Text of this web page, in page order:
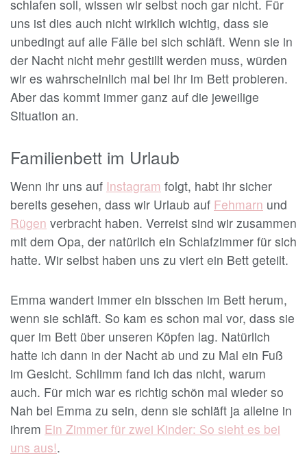
schlafen soll, wissen wir selbst noch gar nicht. Für
uns ist dies auch nicht wirklich wichtig, dass sie
unbedingt auf alle Fälle bei sich schläft. Wenn sie in
der Nacht nicht mehr gestillt werden muss, würden
wir es wahrscheinlich mal bei ihr im Bett probieren.
Aber das kommt immer ganz auf die jeweilige
Situation an.
Familienbett im Urlaub
Wenn ihr uns auf Instagram folgt, habt ihr sicher
bereits gesehen, dass wir Urlaub auf Fehmarn und
Rügen verbracht haben. Verreist sind wir zusammen
mit dem Opa, der natürlich ein Schlafzimmer für sich
hatte. Wir selbst haben uns zu viert ein Bett geteilt.
Emma wandert immer ein bisschen im Bett herum,
wenn sie schläft. So kam es schon mal vor, dass sie
quer im Bett über unseren Köpfen lag. Natürlich
hatte ich dann in der Nacht ab und zu Mal ein Fuß
im Gesicht. Schlimm fand ich das nicht, warum
auch. Für mich war es richtig schön mal wieder so
Nah bei Emma zu sein, denn sie schläft ja alleine in
ihrem Ein Zimmer für zwei Kinder: So sieht es bei
uns aus!.